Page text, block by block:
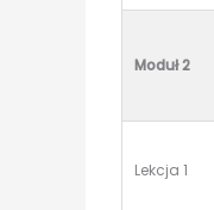
Moduł 2
Lekcja 1